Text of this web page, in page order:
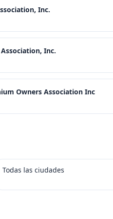
Inc.
Inc.
Owners Association Inc
Todas las ciudades